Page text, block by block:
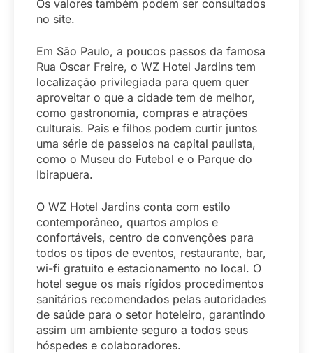
Os valores também podem ser consultados
no site.
Em São Paulo, a poucos passos da famosa
Rua Oscar Freire, o WZ Hotel Jardins tem
localização privilegiada para quem quer
aproveitar o que a cidade tem de melhor,
como gastronomia, compras e atrações
culturais. Pais e filhos podem curtir juntos
uma série de passeios na capital paulista,
como o Museu do Futebol e o Parque do
Ibirapuera.
O WZ Hotel Jardins conta com estilo
contemporâneo, quartos amplos e
confortáveis, centro de convenções para
todos os tipos de eventos, restaurante, bar,
wi-fi gratuito e estacionamento no local. O
hotel segue os mais rígidos procedimentos
sanitários recomendados pelas autoridades
de saúde para o setor hoteleiro, garantindo
assim um ambiente seguro a todos seus
hóspedes e colaboradores.